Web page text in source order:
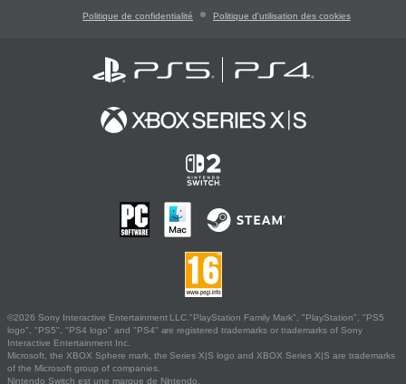
Politique de confidentialité Politique d'utilisation des cookies
©2026 Sony Interactive Entertainment LLC."PlayStation Family Mark", "PlayStation", "PS5
logo", "PS5", "PS4 logo" and "PS4" are registered trademarks or trademarks of Sony
Interactive Entertainment Inc.
Microsoft, the XBOX Sphere mark, the Series X|S logo and XBOX Series X|S are trademarks
of the Microsoft group of companies.
Nintendo Switch est une marque de Nintendo.